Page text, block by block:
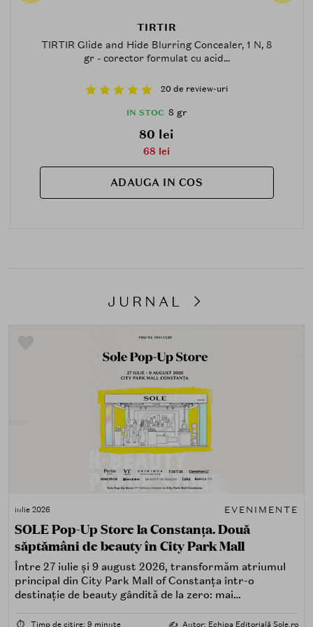
TIRTIR
TIRTIR Glide and Hide Blurring Concealer, 1 N, 8
gr - corector formulat cu acid...
20 de review-uri
IN STOC 8 gr
80 lei
68 lei
ADAUGA IN COS
JURNAL
iulie 2026 EVENIMENTE
SOLE Pop-Up Store la Constanța. Două
săptămâni de beauty în City Park Mall
Între 27 iulie și 9 august 2026, transformăm atriumul
principal din City Park Mall of Constanța într-o
destinație de beauty gândită de la zero: mai
care îți place, de fapt, să descoperi produse — testând,
⏱️ Timp de citire: 9 minute ✍️ Autor: Echipa Editorială Sole.ro